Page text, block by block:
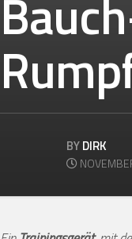
BYDIRK